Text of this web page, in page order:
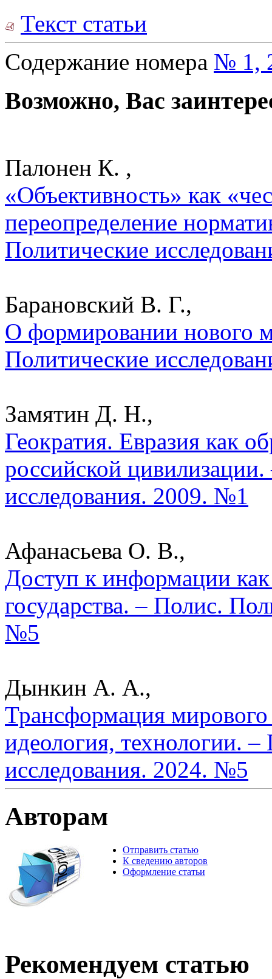
Текст статьи
Содержание номера № 1,
Возможно, Вас
Палонен К. ,
«Объективность» как
переопределение
Политические
Барановский В. Г.,
О формировании нового
Политические
Замятин Д. Н.,
Геократия. Евразия как
российской
исследования. 2009. №1
Афанасьева О. В.,
Доступ к информации
государства. – Полис.
№5
Дынкин А. А.,
Трансформация
идеология, технологии.
исследования. 2024. №5
Авторам
Отправить статью
К сведению авторов
Оформление статьи
Рекомендуем статью